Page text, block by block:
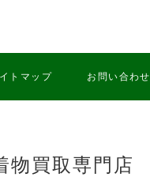
トマップ お問い合わせ
物買取専門店